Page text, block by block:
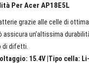
Per Acer AP18E5L
grazie alle celle di
un’altissima
di difetti.
15.4V |Tipo cella: